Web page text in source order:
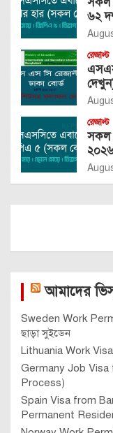
৬২
রেজাল্ট
রেজাল্ট
সকল
আমাদের
Sweden Work
ছাড়া সুইডেন
Lithuania Work
Germany Job Visa
Process)
Spain Visa from
Permanent